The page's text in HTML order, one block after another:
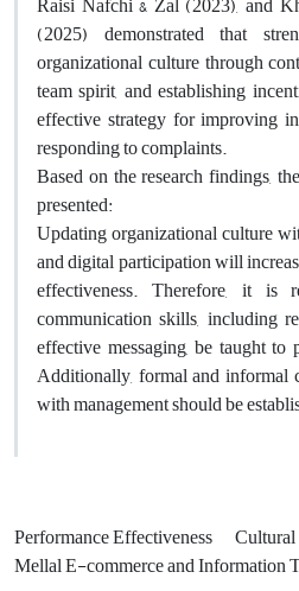
(2025) demonstrated that
organizational culture through
team spirit, and establishing
effective strategy for improving
responding to complaints.
Based on the research findings,
presented:
Updating organizational culture
and digital participation will
effectiveness. Therefore, it is
communication skills, including
effective messaging, be taught to
Additionally, formal and informal
with management should be
Performance Effectiveness
Mellal E-commerce and Information